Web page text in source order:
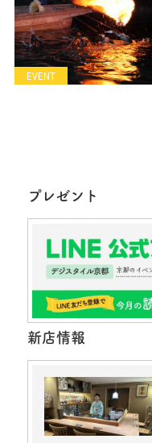
EVENT
プレゼント
新店情報